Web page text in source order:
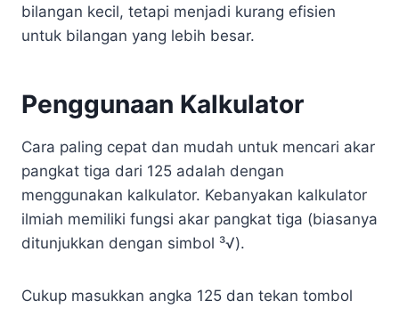
bilangan kecil, tetapi menjadi kurang efisien
untuk bilangan yang lebih besar.
Penggunaan Kalkulator
Cara paling cepat dan mudah untuk mencari akar
pangkat tiga dari 125 adalah dengan
menggunakan kalkulator. Kebanyakan kalkulator
ilmiah memiliki fungsi akar pangkat tiga (biasanya
ditunjukkan dengan simbol ³√).
Cukup masukkan angka 125 dan tekan tombol